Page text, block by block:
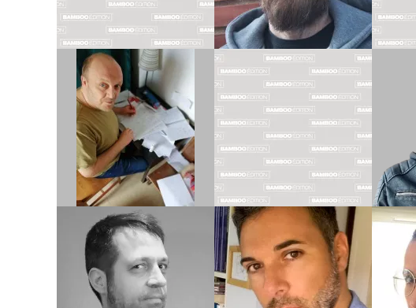
Albums Albums
Scénariste
JÉRÔME
DERACHE
Biographie
Albums
Coloriste
RICHARD
DESPRÉS
Biographie
Albums
Dessinateur
JACK
DOMON
Biographie
Coloriste
Dessinateur
Scénariste
RAPHAËL
DROMMELSCHLAGER